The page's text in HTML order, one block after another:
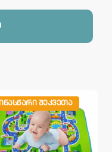
ᲨᲔᲙᲕᲔᲗᲐ